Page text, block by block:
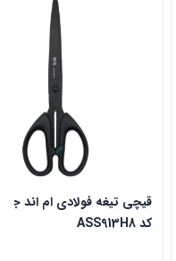
کد ASS913H8